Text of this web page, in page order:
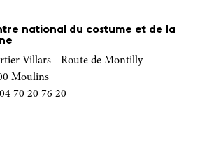
national du costume et de la
Villars - Route de Montilly
Moulins
70 20 76 20